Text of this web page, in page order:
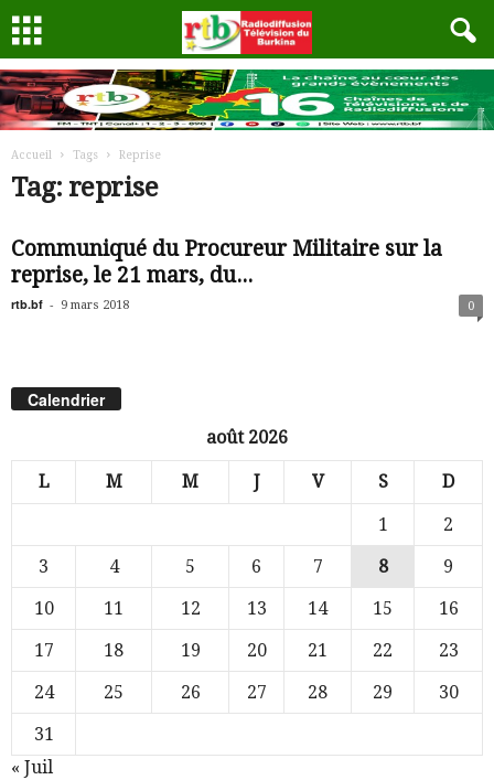
Accueil Tags Reprise
Tag: reprise
Communiqué du Procureur Militaire sur la
reprise, le 21 mars, du...
rtb.bf - 9 mars 2018 0
Calendrier
août 2026
L M M J V S D
1
2
3
4 5 6 7 8
9
10
11 12 13 14 15
16
17
18 19 20 21 22
23
24
25 26 27 28 29
30
31
« Juil